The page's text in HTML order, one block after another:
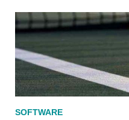
SOFTWARE